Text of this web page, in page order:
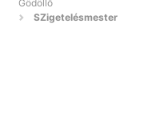
Gödöllő
SZigetelésmester